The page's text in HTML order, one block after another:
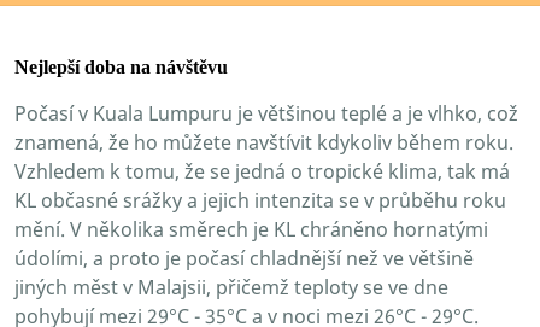
Nejlepší doba na návštěvu
Počasí v Kuala Lumpuru je většinou teplé a je vlhko, což
znamená, že ho můžete navštívit kdykoliv během roku.
Vzhledem k tomu, že se jedná o tropické klima, tak má
KL občasné srážky a jejich intenzita se v průběhu roku
mění. V několika směrech je KL chráněno hornatými
údolími, a proto je počasí chladnější než ve většině
jiných měst v Malajsii, přičemž teploty se ve dne
pohybují mezi 29°C - 35°C a v noci mezi 26°C - 29°C.